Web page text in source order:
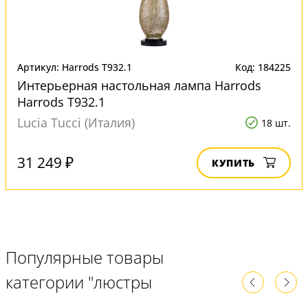
Артикул: Harrods T932.1 Код: 184225
Интерьерная настольная лампа Harrods
Harrods T932.1
Lucia Tucci (Италия)
18 шт.
31 249 ₽ КУПИТЬ
Популярные товары
категории "люстры